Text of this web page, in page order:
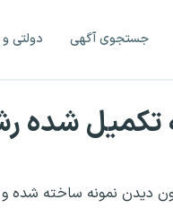
جستجوی آگهی دولتی
تکمیل شده
دیدن نمونه ساخته شده و